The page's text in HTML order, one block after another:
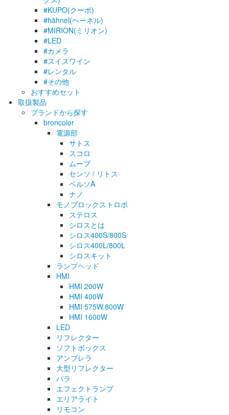
#KUPO(クーポ)
#hähnel(ヘーネル)
#MIRION(ミリオン)
#LED
#カメラ
#スイスワイン
#レンタル
#その他
おすすめセット
取扱製品
ブランドから探す
broncolor
電源部
サトス
スコロ
ムーブ
センソ / リトス
ベルソA
ナノ
モノブロックストロボ
ステロス
シロスとは
シロス400S/800S
シロス400L/800L
シロスキット
ランプヘッド
HMI
HMI 200W
HMI 400W
HMI 575W.800W
HMI 1600W
LED
リフレクター
ソフトボックス
アンブレラ
大型リフレクター
パラ
エフェクトランプ
エリアライト
リモコン